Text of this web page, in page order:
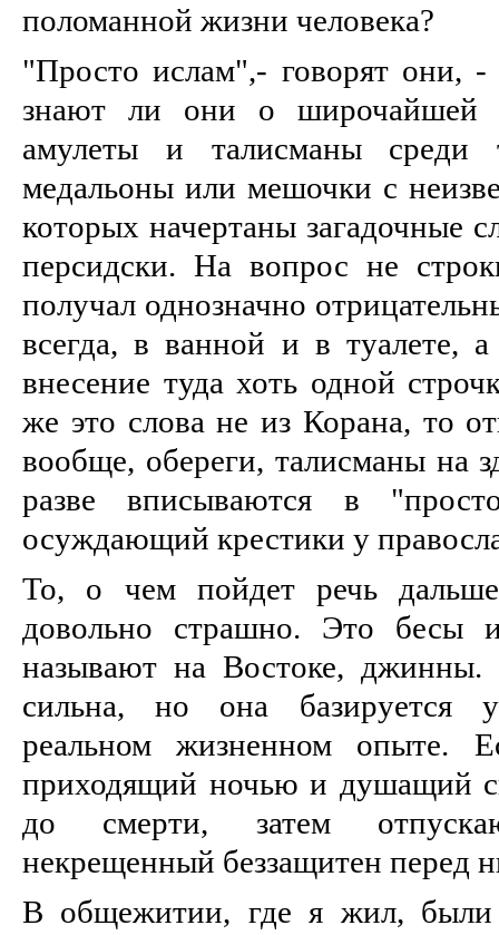
поломанной жизни человека?
"Просто ислам",- говорят они,
знают ли они о широчайшей
амулеты и талисманы среди
медальоны или мешочки с
которых начертаны загадочные
персидски. На вопрос не
получал однозначно
всегда, в ванной и в туалете,
внесение туда хоть одной
же это слова не из Корана, то
вообще, обереги, талисманы на
разве вписываются в
осуждающий крестики у
То, о чем пойдет речь
довольно страшно. Это
называют на Востоке,
сильна, но она базируется
реальном жизненном опыте.
приходящий ночью и душащий
до смерти, затем
некрещенный беззащитен перед
В общежитии, где я жил, были